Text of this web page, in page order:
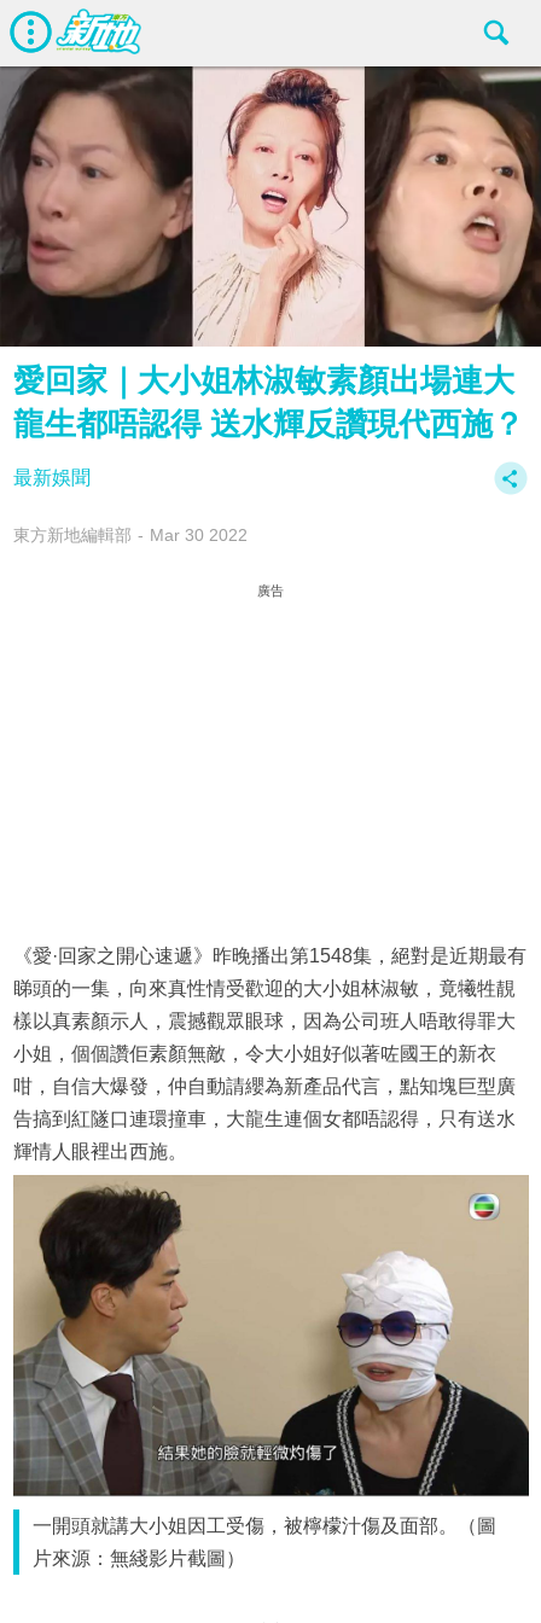
愛回家｜大小姐林淑敏素顏出場連大
龍生都唔認得 送水輝反讚現代西施？
最新娛聞
東方新地編輯部 Mar 30 2022
廣告
《愛·回家之開心速遞》昨晚播出第1548集，絕對是近期最有
睇頭的一集，向來真性情受歡迎的大小姐林淑敏，竟犧牲靚
樣以真素顏示人，震撼觀眾眼球，因為公司班人唔敢得罪大
小姐，個個讚佢素顏無敵，令大小姐好似著咗國王的新衣
咁，自信大爆發，仲自動請纓為新產品代言，點知塊巨型廣
告搞到紅隧口連環撞車，大龍生連個女都唔認得，只有送水
輝情人眼裡出西施。
一開頭就講大小姐因工受傷，被檸檬汁傷及面部。（圖
片來源：無綫影片截圖）